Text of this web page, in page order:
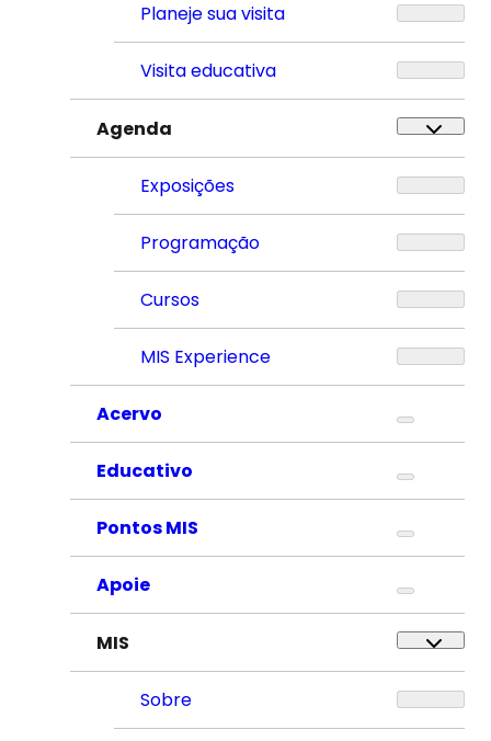
Planeje sua visita
Visita educativa
Agenda
Exposições
Programação
Cursos
MIS Experience
Acervo
Educativo
Pontos MIS
Apoie
MIS
Sobre